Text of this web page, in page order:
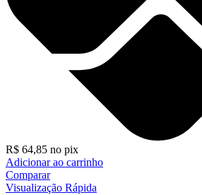
R$ 64,85 no pix
Adicionar ao carrinho
Comparar
Visualização Rápida